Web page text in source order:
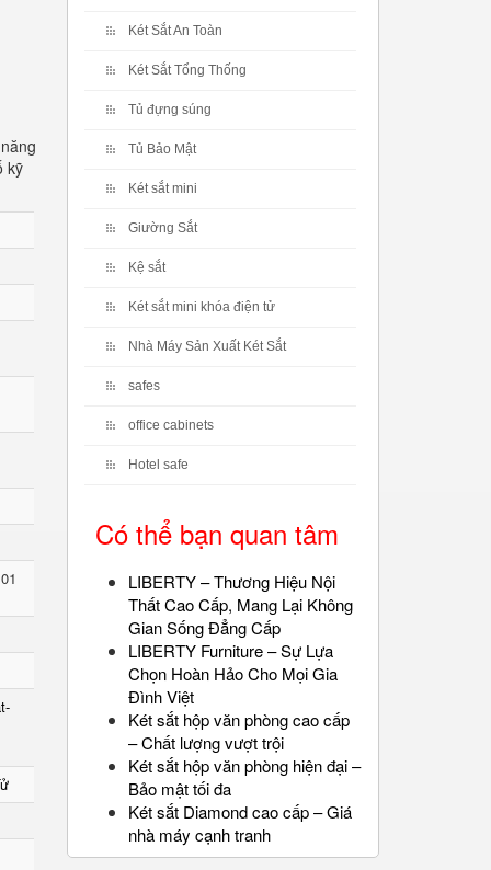
kỹ
Két Sắt An Toàn
Két Sắt Tổng Thống
Tủ đựng súng
Tủ Bảo Mật
Két sắt mini
Giường Sắt
Kệ sắt
Két sắt mini khóa điện tử
Nhà Máy Sản Xuất Két Sắt
safes
office cabinets
Hotel safe
Có thể bạn quan tâm
LIBERTY – Thương Hiệu Nội
Thất Cao Cấp, Mang Lại Không
Gian Sống Đẳng Cấp
LIBERTY Furniture – Sự Lựa
Chọn Hoàn Hảo Cho Mọi Gia
Đình Việt
Két sắt hộp văn phòng cao cấp
– Chất lượng vượt trội
Két sắt hộp văn phòng hiện đại –
Bảo mật tối đa
Két sắt Diamond cao cấp – Giá
nhà máy cạnh tranh